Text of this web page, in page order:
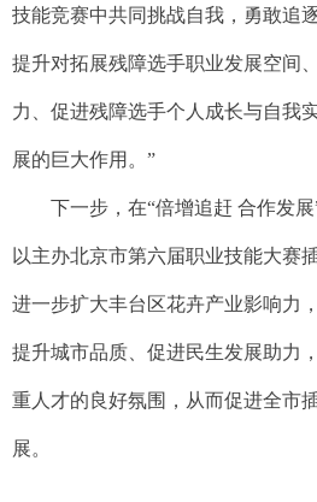
技能竞赛中共同挑战自我，勇敢追
提升对拓展残障选手职业发展空间
力、促进残障选手个人成长与自我
展的巨大作用。”
下一步，在“倍增追赶 合作发
以主办北京市第六届职业技能大赛
进一步扩大丰台区花卉产业影响力
提升城市品质、促进民生发展助力
重人才的良好氛围，从而促进全市
展。